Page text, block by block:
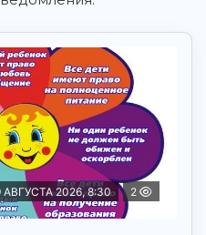
АВГУСТА 2026, 8:30 2